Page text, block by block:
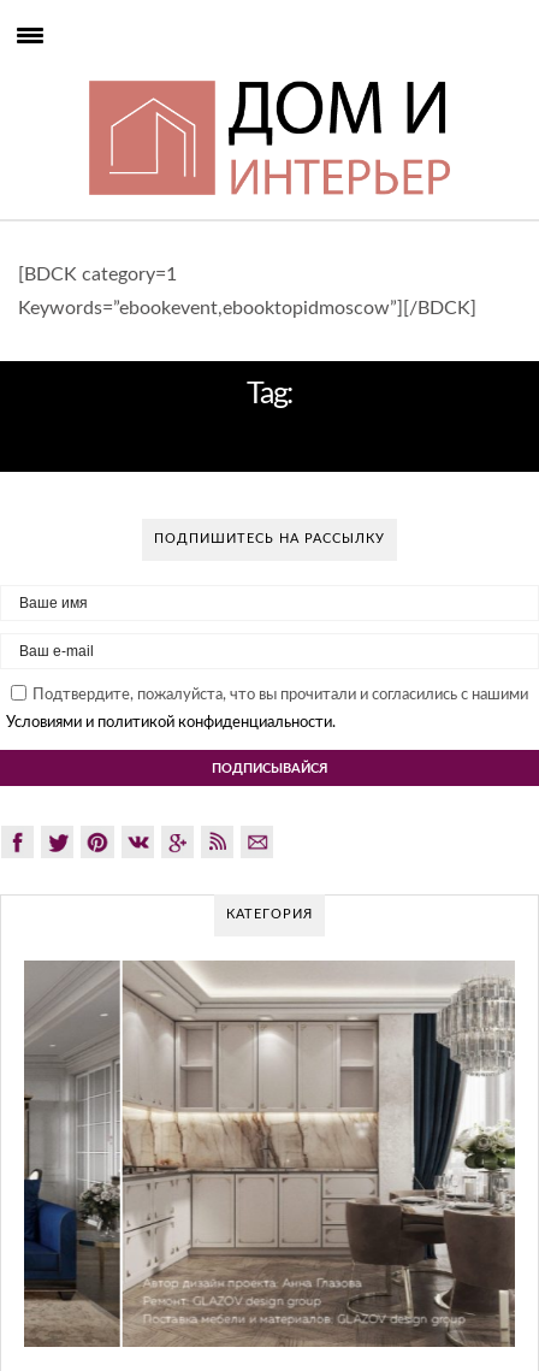
[BDCK category=1
Keywords=”ebookevent,ebooktopidmoscow”][/BDCK]
Tag:
ПОДПИШИТЕСЬ НА РАССЫЛКУ
Подтвердите, пожалуйста, что вы прочитали и согласились с нашими
Условиями и политикой конфиденциальности.
КАТЕГОРИЯ